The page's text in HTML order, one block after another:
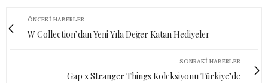
ÖNCEKI HABERLER
W Collection’dan Yeni Yıla Değer Katan Hediyeler
SONRAKI HABERLER
Gap x Stranger Things Koleksiyonu Türkiye’de